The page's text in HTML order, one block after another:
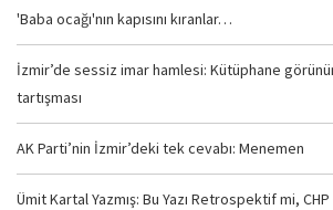
'Baba ocağı'nın kapısını kıranlar…
İzmir’de sessiz imar hamlesi: Kütüphane
tartışması
AK Parti’nin İzmir’deki tek cevabı: Menemen
Ümit Kartal Yazmış: Bu Yazı Retrospektif mi, CHP